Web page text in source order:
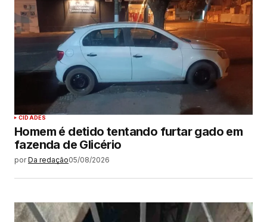
CIDADES
Homem é detido tentando furtar gado em
fazenda de Glicério
por Da redação05/08/2026